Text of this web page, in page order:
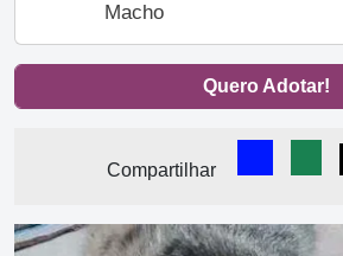
Macho
Quero Adotar!
Compartilhar